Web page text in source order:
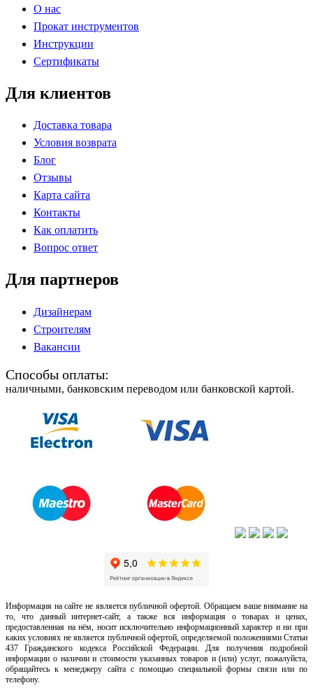
О нас
Прокат инструментов
Инструкции
Сертификаты
Для клиентов
Доставка товара
Условия возврата
Блог
Отзывы
Карта сайта
Контакты
Как оплатить
Вопрос ответ
Для партнеров
Дизайнерам
Строителям
Вакансии
Способы оплаты:
наличными, банковским переводом или банковской картой.
Информация на сайте не является публичной офертой. Обращаем ваше внимание на
то, что данный интернет-сайт, а также вся информация о товарах и ценах,
предоставленная на нём, носит исключительно информационный характер и ни при
каких условиях не является публичной офертой, определяемой положениями Статьи
437 Гражданского кодекса Российской Федерации. Для получения подробной
информации о наличии и стоимости указанных товаров и (или) услуг, пожалуйста,
обращайтесь к менеджеру сайта с помощью специальной формы связи или по
телефону.